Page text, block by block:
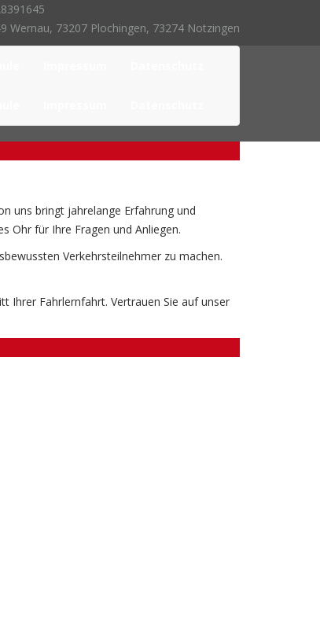
Wernau, 73207 Plochingen, 73274 Notzingen
uns bringt jahrelange Erfahrung und
Ohr für Ihre Fragen und Anliegen.
Verkehrsteilnehmer zu machen.
Ihrer Fahrlernfahrt. Vertrauen Sie auf unser